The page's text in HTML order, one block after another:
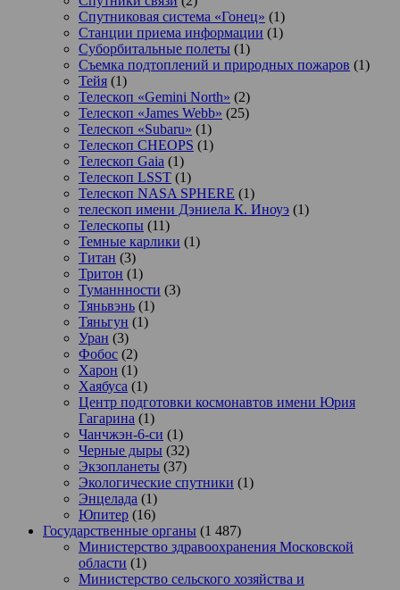
Спутниковая система «Гонец» (1)
Станции приема информации (1)
Суборбитальные полеты (1)
Съемка подтоплений и природных пожаров (1)
Тейя (1)
Телескоп «Gemini North» (2)
Телескоп «James Webb» (25)
Телескоп «Subaru» (1)
Телескоп CHEOPS (1)
Телескоп Gaia (1)
Телескоп LSST (1)
Телескоп NASA SPHERE (1)
телескоп имени Дэниела К. Иноуэ (1)
Телескопы (11)
Темные карлики (1)
Титан (3)
Тритон (1)
Туманнности (3)
Тяньвэнь (1)
Тяньгун (1)
Уран (3)
Фобос (2)
Харон (1)
Хаябуса (1)
Центр подготовки космонавтов имени Юрия
Гагарина (1)
Чанчжэн-6-си (1)
Черные дыры (32)
Экзопланеты (37)
Экологические спутники (1)
Энцелада (1)
Юпитер (16)
Государственные органы (1 487)
Министерство здравоохранения Московской
области (1)
Министерство сельского хозяйства и